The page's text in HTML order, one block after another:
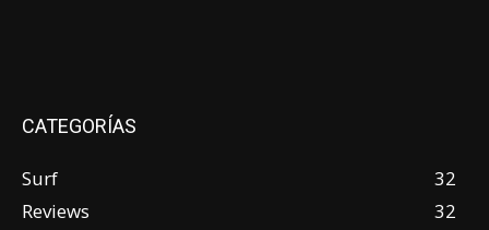
CATEGORÍAS
Surf
32
Reviews
32